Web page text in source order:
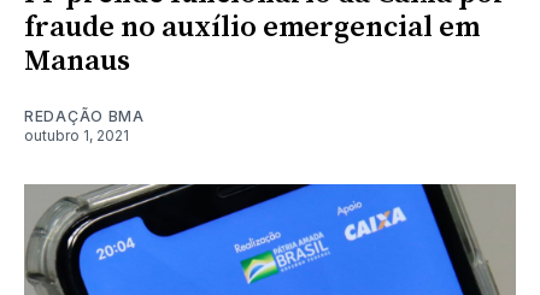
fraude no auxílio emergencial em
Manaus
REDAÇÃO BMA
outubro 1, 2021